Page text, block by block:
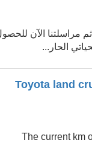
الآن
The current km